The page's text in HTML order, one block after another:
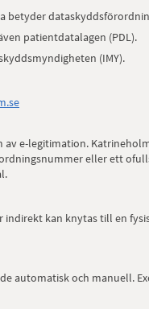
betyder
patientdatalagen (PDL).
(IMY).
e-legitimation.
eller ett
kan knytas till en
automatisk och manuell.